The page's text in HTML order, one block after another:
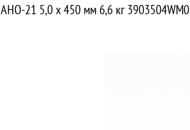
АНО-21 5,0 x 450 мм 6,6 кг 3903504WM0